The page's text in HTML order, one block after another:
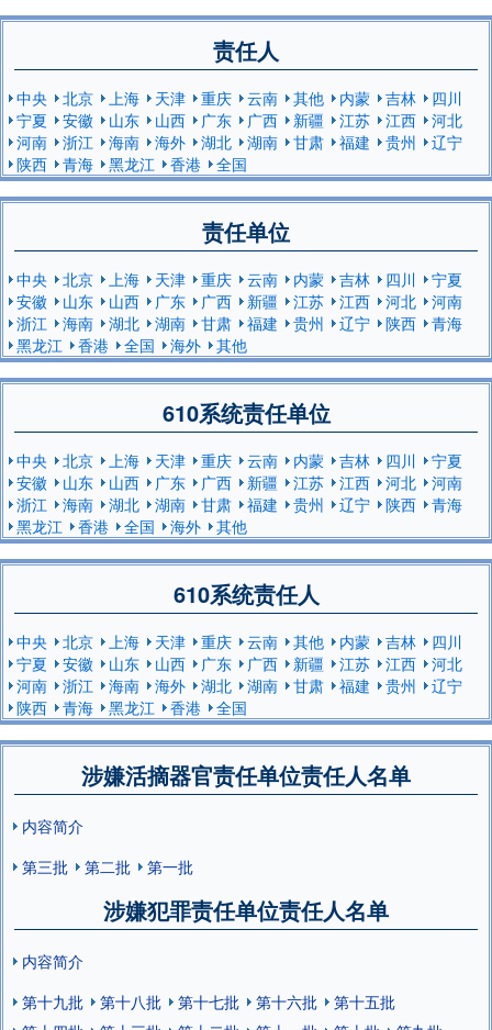
责任人
中央 北京 上海 天津 重庆 云南 其他 内蒙 吉林
四川
宁夏
安徽 山东 山西 广东 广西 新疆 江苏 江西
河北
河南
浙江 海南 海外 湖北 湖南 甘肃 福建 贵州
辽宁
陕西
青海 黑龙江 香港 全国
责任单位
中央 北京 上海 天津 重庆 云南 内蒙 吉林 四川
宁夏
安徽
山东 山西 广东 广西 新疆 江苏 江西 河北
河南
浙江
海南 湖北 湖南 甘肃 福建 贵州 辽宁 陕西
青海
黑龙江
香港 全国 海外 其他
610系统责任单位
中央 北京 上海 天津 重庆 云南 内蒙 吉林 四川
宁夏
安徽
山东 山西 广东 广西 新疆 江苏 江西 河北
河南
浙江
海南 湖北 湖南 甘肃 福建 贵州 辽宁 陕西
青海
黑龙江
香港 全国 海外 其他
610系统责任人
中央 北京 上海 天津 重庆 云南 其他 内蒙 吉林
四川
宁夏
安徽 山东 山西 广东 广西 新疆 江苏 江西
河北
河南
浙江 海南 海外 湖北 湖南 甘肃 福建 贵州
辽宁
陕西
青海 黑龙江 香港 全国
涉嫌活摘器官责任单位责任人名单
内容简介
第三批
第二批 第一批
涉嫌犯罪责任单位责任人名单
内容简介
第十九批
第十八批 第十七批 第十六批
第十五批